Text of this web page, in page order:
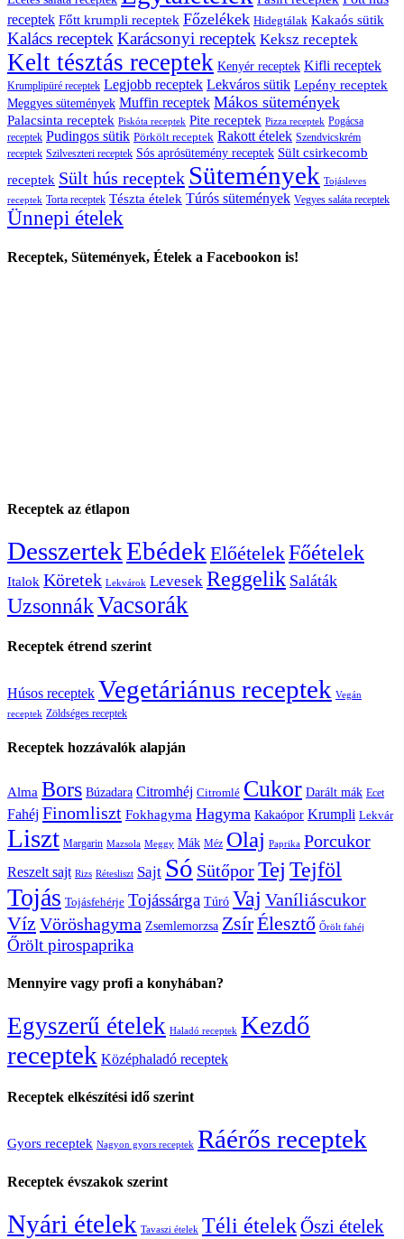
receptek Főtt krumpli receptek Főzelékek Hidegtálak Kakaós sütik
Kalács receptek Karácsonyi receptek Keksz receptek
Kelt tésztás receptek Kenyér receptek Kifli receptek
Krumplipüré receptek Legjobb receptek Lekváros sütik Lepény receptek
Meggyes sütemények Muffin receptek Mákos sütemények
Palacsinta receptek Piskóta receptek Pite receptek Pizza receptek Pogácsa
receptek Pudingos sütik Pörkölt receptek Rakott ételek Szendvicskrém
receptek Szilveszteri receptek Sós aprósütemény receptek Sült csirkecomb
receptek Sült hús receptek Sütemények Tojásleves
receptek Torta receptek Tészta ételek Túrós sütemények Vegyes saláta receptek
Ünnepi ételek
Receptek, Sütemények, Ételek a Facebookon is!
Receptek az étlapon
DesszertekEbédek ElőételekFőételek
Italok Köretek Lekvárok Levesek Reggelik Saláták
UzsonnákVacsorák
Receptek étrend szerint
Húsos receptek Vegetáriánus receptek Vegán
receptek Zöldséges receptek
Receptek hozzávalók alapján
Alma Bors Búzadara Citromhéj Citromlé Cukor Darált mák Ecet
Fahéj Finomliszt Fokhagyma Hagyma Kakaópor Krumpli Lekvár
Liszt Margarin Mazsola Meggy Mák Méz Olaj Paprika Porcukor
Reszelt sajt Rizs Rétesliszt Sajt Só SütőporTej Tejföl
Tojás Tojásfehérje Tojássárga Túró Vaj Vaníliáscukor
Víz Vöröshagyma Zsemlemorzsa ZsírÉlesztő Őrölt fahéj
Őrölt pirospaprika
Mennyire vagy profi a konyhában?
Egyszerű ételek Haladó receptek Kezdő
receptek Középhaladó receptek
Receptek elkészítési idő szerint
Gyors receptek Nagyon gyors receptek Ráérős receptek
Receptek évszakok szerint
Nyári ételek Tavaszi ételek Téli ételekŐszi ételek